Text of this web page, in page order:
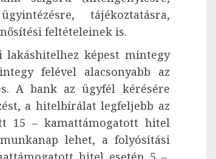
tájékoztatásra,
feltételeinek is.
képest mintegy
felével alacsonyabb az
A bank az ügyfél kérésére
a hitelbírálat legfeljebb az
15 – kamattámogatott hitel
lehet, a folyósítási